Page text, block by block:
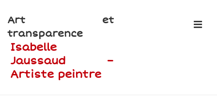
passer
au
contenu
principal
Art et
transparence
Isabelle
Jaussaud –
Artiste peintre